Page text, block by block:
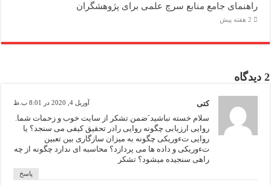
راهنمای جامع منابع سرچ علمی برای پژوهشگران
2 هفته پیش
2 دیدگاه
کتی آوریل 4, 2020 در 8:01 ب.ظ
سلام خسته نباشید َضمن تشکر از سایت خوب و زحمات شما.
روایی ارزیابی چگونه روایی رادر تحقیق کیفی می سنجد؟ یا
روایی تءوریکی چگونه به میزان سازگاری بین تعبین
تءوریکی و داده ها می پردازد؟ محاسبه ای ندارد چگونه از چه
راهی سنجیده میشود؟ تشکر
پاسخ